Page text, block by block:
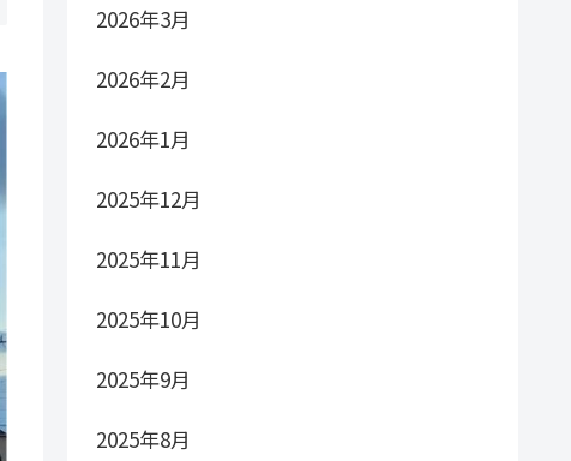
2026年3月
2026年2月
2026年1月
2025年12月
2025年11月
2025年10月
2025年9月
2025年8月